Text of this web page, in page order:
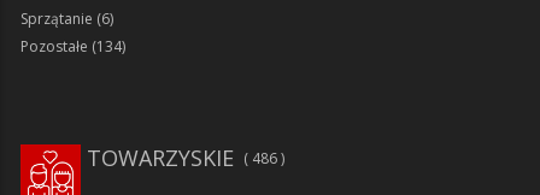
Sprzątanie (6)
Pozostałe (134)
TOWARZYSKIE 486